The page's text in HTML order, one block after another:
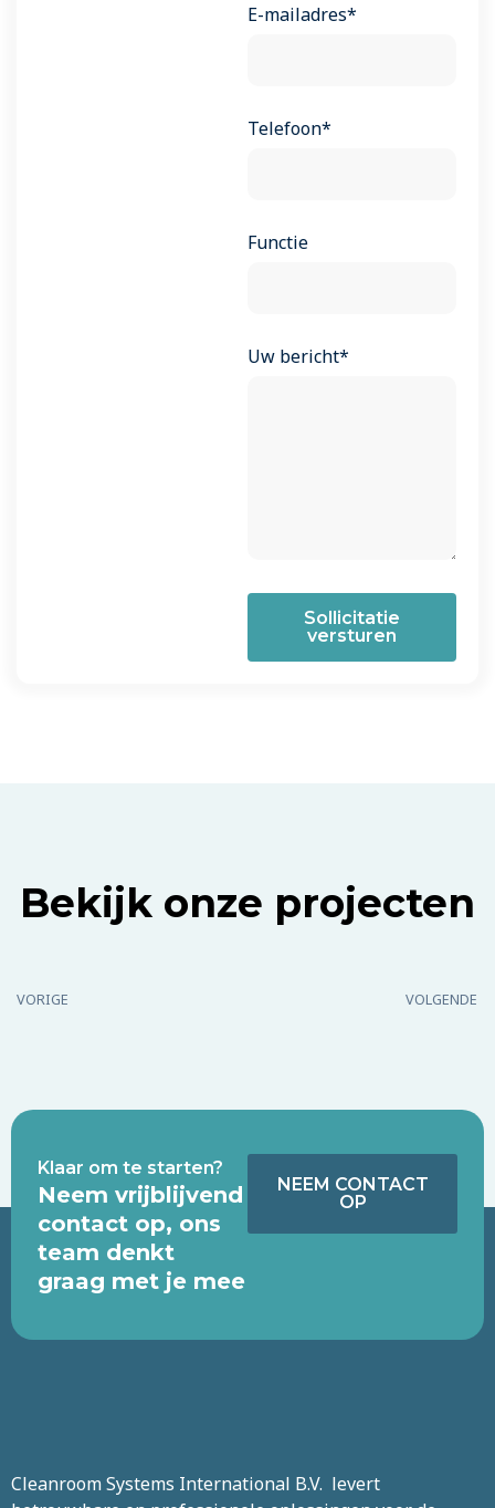
E-mailadres*
Telefoon*
Functie
Uw bericht*
Sollicitatie
versturen
Bekijk onze projecten
VORIGE VOLGENDE
Klaar om te starten?
Neem vrijblijvend
contact op, ons
team denkt
graag met je mee
NEEM CONTACT
OP
Cleanroom Systems International B.V. levert